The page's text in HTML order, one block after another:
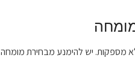
לא מספקות. יש להימנע מבחירת